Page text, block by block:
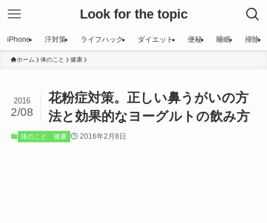
Look for the topic
iPhone 汗対策 ライフハック ダイエット 便秘 睡眠 掃除
ホーム 体のこと 健康
花粉症対策。正しい鼻うがいの方
法と効果的なヨーグルトの飲み方
2016
2/08
体のこと 健康 2016年2月8日